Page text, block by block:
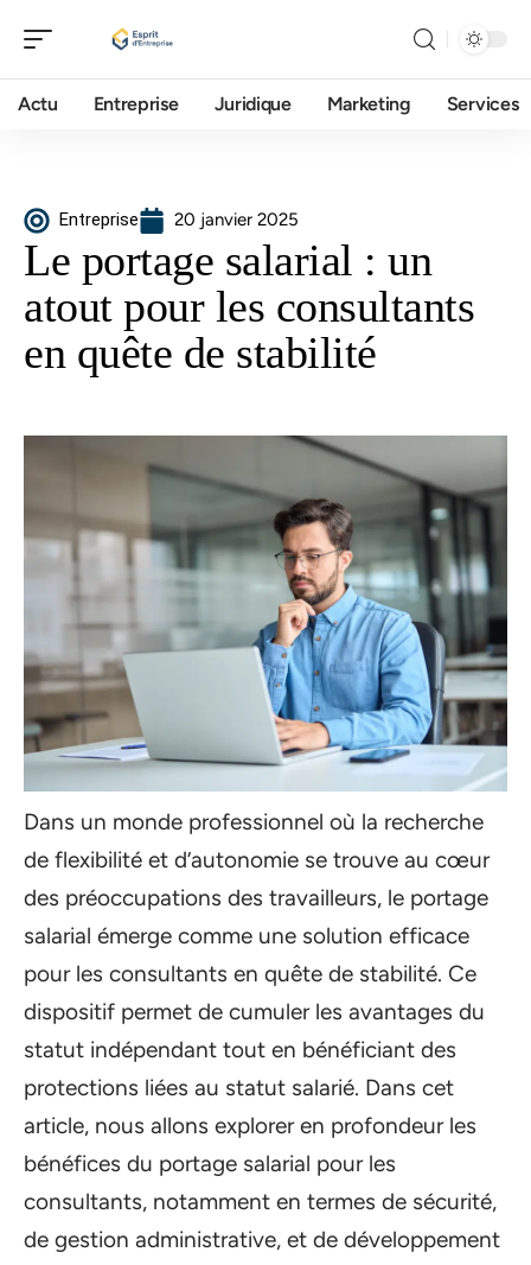
Actu Entreprise Juridique Marketing Services
Entreprise 20 janvier 2025
Le portage salarial : un
atout pour les consultants
en quête de stabilité
Dans un monde professionnel où la recherche
de flexibilité et d’autonomie se trouve au cœur
des préoccupations des travailleurs, le portage
salarial émerge comme une solution efficace
pour les consultants en quête de stabilité. Ce
dispositif permet de cumuler les avantages du
statut indépendant tout en bénéficiant des
protections liées au statut salarié. Dans cet
article, nous allons explorer en profondeur les
bénéfices du portage salarial pour les
consultants, notamment en termes de sécurité,
de gestion administrative, et de développement